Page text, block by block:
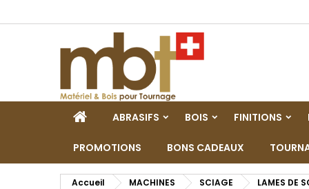
ACCUEILABRASIFS BOIS FINITIONS
PROMOTIONS BONS CADEAUX
Accueil MACHINES SCIAGE LAMES DE